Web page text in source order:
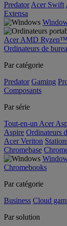
Predator Acer Swift
Extensa
Acer AMD Ryzen™
Ordinateurs de
Par catégorie
Predator Gaming
Composants
Par série
Tout-en-un Acer
Aspire Ordinateurs
Acer Veriton
Chromebase
Chromebooks
Par catégorie
Business Cloud
Par solution